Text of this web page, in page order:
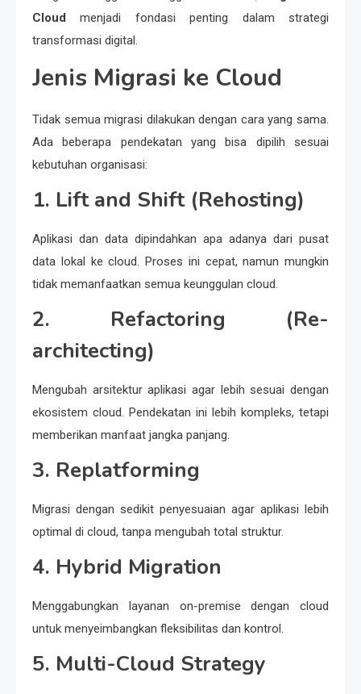
Cloud menjadi fondasi penting dalam strategi
transformasi digital.
Jenis Migrasi ke Cloud
Tidak semua migrasi dilakukan dengan cara yang sama.
Ada beberapa pendekatan yang bisa dipilih sesuai
kebutuhan organisasi:
1. Lift and Shift (Rehosting)
Aplikasi dan data dipindahkan apa adanya dari pusat
data lokal ke cloud. Proses ini cepat, namun mungkin
tidak memanfaatkan semua keunggulan cloud.
2. Refactoring (Re-
architecting)
Mengubah arsitektur aplikasi agar lebih sesuai dengan
ekosistem cloud. Pendekatan ini lebih kompleks, tetapi
memberikan manfaat jangka panjang.
3. Replatforming
Migrasi dengan sedikit penyesuaian agar aplikasi lebih
optimal di cloud, tanpa mengubah total struktur.
4. Hybrid Migration
Menggabungkan layanan on-premise dengan cloud
untuk menyeimbangkan fleksibilitas dan kontrol.
5. Multi-Cloud Strategy